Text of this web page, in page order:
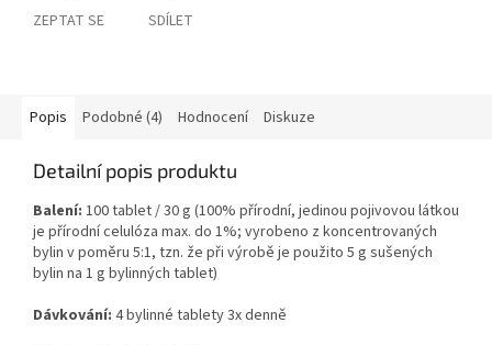
ZEPTAT SE SDÍLET
Popis Podobné (4) Hodnocení Diskuze
Detailní popis produktu
Balení: 100 tablet / 30 g (100% přírodní, jedinou pojivovou látkou
je přírodní celulóza max. do 1%; vyrobeno z koncentrovaných
bylin v poměru 5:1, tzn. že při výrobě je použito 5 g sušených
bylin na 1 g bylinných tablet)
Dávkování: 4 bylinné tablety 3x denně